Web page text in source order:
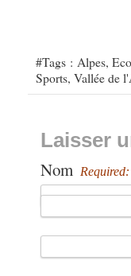
#Tags : Alpes,
Sports, Vallée de
Laisser
Nom Required: